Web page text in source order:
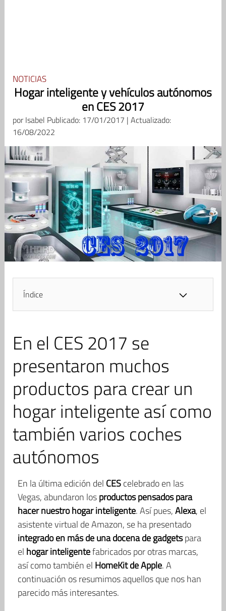
NOTICIAS
Hogar inteligente y vehículos autónomos
en CES 2017
porIsabel Publicado: 17/01/2017 | Actualizado:
16/08/2022
Índice
En el CES 2017 se
presentaron muchos
productos para crear un
hogar inteligente así como
también varios coches
autónomos
En la última edición del CEScelebrado en las
Vegas, abundaron losproductos pensados para
hacer nuestro hogar inteligente. Así pues,Alexa, el
asistente virtual de Amazon, se ha presentado
integrado en más de una docena de gadgetspara
el hogar inteligentefabricados por otras marcas,
así como también el HomeKit de Apple. A
continuación os resumimos aquellos que nos han
parecido más interesantes.